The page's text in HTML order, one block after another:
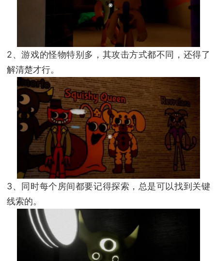
2、游戏的怪物特别多，其攻击方式都不同，还得了
解清楚才行。
3、同时每个房间都要记得探索，总是可以找到关键
线索的。